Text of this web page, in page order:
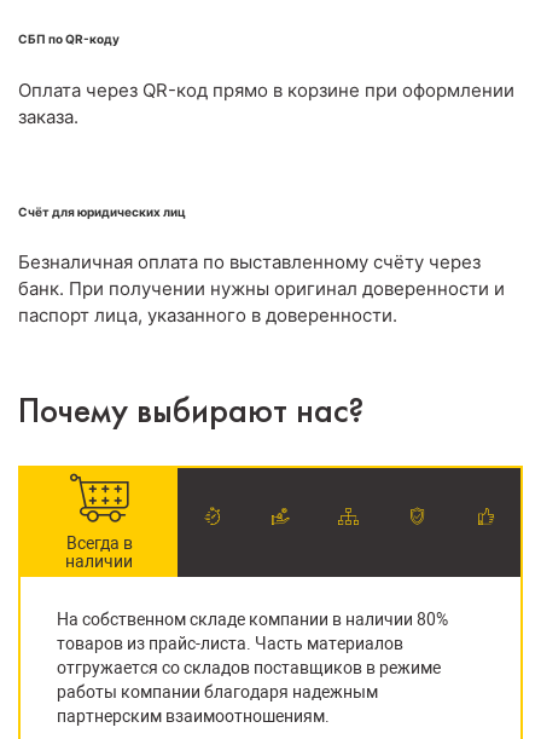
СБП по QR-коду
Оплата через QR-код прямо в корзине при оформлении
заказа.
Счёт для юридических лиц
Безналичная оплата по выставленному счёту через
банк. При получении нужны оригинал доверенности и
паспорт лица, указанного в доверенности.
Почему выбирают нас?
Всегда в
наличии
На собственном складе компании в наличии 80%
товаров из прайс-листа. Часть материалов
отгружается со складов поставщиков в режиме
работы компании благодаря надежным
партнерским взаимоотношениям.